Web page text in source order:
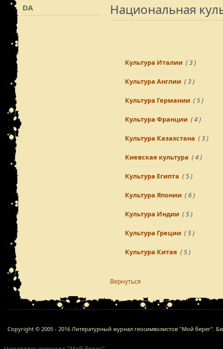
Национальная
Культура Италии ( 3 )
Культура Англии ( 3 )
Культура Германии ( 5 )
Культура Франции ( 4 )
Культура Казахстана ( 3 )
Киевская культура ( 4 )
Культура Египта ( 5 )
Культура Японии ( 6 )
Культура Индии ( 5 )
Культура Греции ( 5 )
Культура Китая ( 5 )
Вернуться
DA
Copyright © 2005 - 2016 Литературный журнал геосимволистов "Мой берег".